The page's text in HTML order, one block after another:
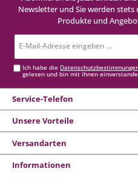
Newsletter und Sie werden
Produkte und
Mail-
Ich habe die
gelesen und bin mit ihnen
Service-Telefon
Unsere Vorteile
Versandarten
Informationen